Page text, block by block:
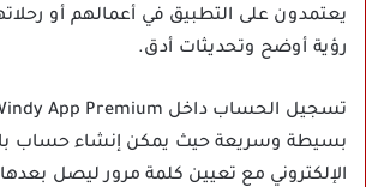
يعتمدون على التطبيق في أعمالهم أو
رؤية أوضح وتحديثات أدق.
بسيطة وسريعة حيث يمكن إنشاء حساب
الإلكتروني مع تعيين كلمة مرور ليصل